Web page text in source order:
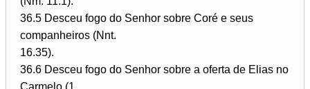
36.5 Desceu fogo do Senhor sobre Coré e seus
companheiros (Nnt.
16.35).
36.6 Desceu fogo do Senhor sobre a oferta de Elias no
Carmelo (1